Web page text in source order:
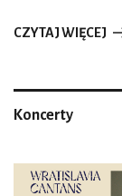
człowieka
pierwszy lub
jego
Filharmonię
CZYTAJ WIĘCEJ
Koncerty